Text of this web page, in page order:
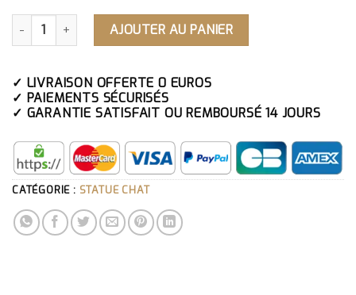
QUANTITÉ DE STATUE DE CHAT YOGA
AJOUTER AU PANIER
✓ LIVRAISON OFFERTE 0 EUROS
✓ PAIEMENTS SÉCURISÉS
✓ GARANTIE SATISFAIT OU REMBOURSÉ 14 JOURS
CATÉGORIE : STATUE CHAT